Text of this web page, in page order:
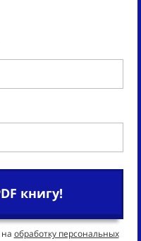
книгу!
обработку персональных